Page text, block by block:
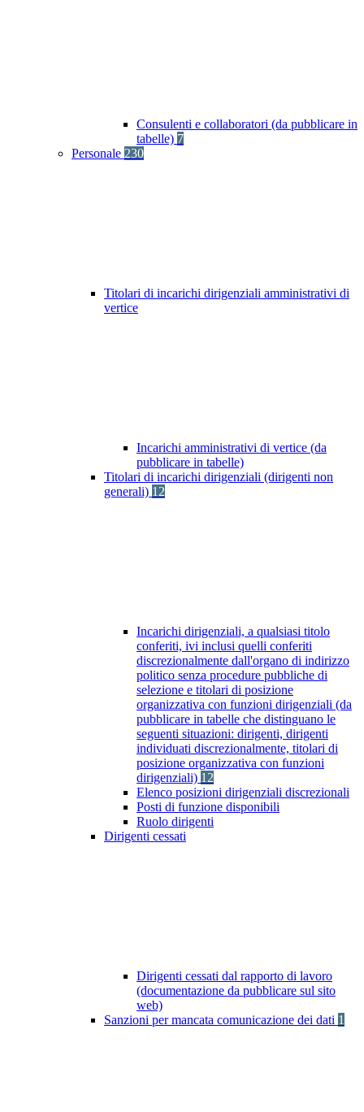
Consulenti e collaboratori (da pubblicare in
tabelle) 7
Personale 230
Titolari di incarichi dirigenziali amministrativi di
vertice
Incarichi amministrativi di vertice (da
pubblicare in tabelle)
Titolari di incarichi dirigenziali (dirigenti non
generali) 12
Incarichi dirigenziali, a qualsiasi titolo
conferiti, ivi inclusi quelli conferiti
discrezionalmente dall'organo di indirizzo
politico senza procedure pubbliche di
selezione e titolari di posizione
organizzativa con funzioni dirigenziali (da
pubblicare in tabelle che distinguano le
seguenti situazioni: dirigenti, dirigenti
individuati discrezionalmente, titolari di
posizione organizzativa con funzioni
dirigenziali) 12
Elenco posizioni dirigenziali discrezionali
Posti di funzione disponibili
Ruolo dirigenti
Dirigenti cessati
Dirigenti cessati dal rapporto di lavoro
(documentazione da pubblicare sul sito
web)
Sanzioni per mancata comunicazione dei dati 1